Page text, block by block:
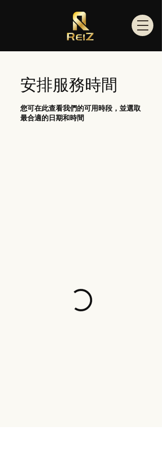
安排服務時間
您可在此查看我們的可用時段，並選取
最合適的日期和時間